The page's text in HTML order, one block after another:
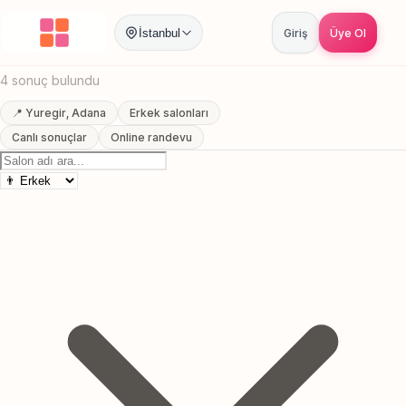
İstanbul Giriş Üye Ol
Anasayfa / Adana Yuregir Sakal Trasi
Yuregir, Adana Sakal Trasi
4 sonuç bulundu
📍 Yuregir, Adana
Erkek salonları
Canlı sonuçlar
Online randevu